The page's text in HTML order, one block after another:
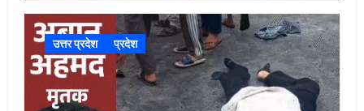
उत्तर प्रदेश प्रदेश